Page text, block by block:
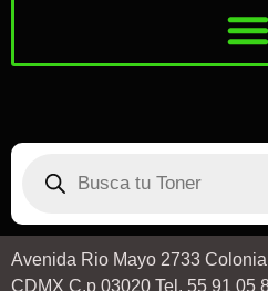
Avenida Rio Mayo 2733
CDMX C.p 03020 Tel. 55 91 05